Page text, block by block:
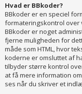
Hvad er BBkoder?
BBkoder er en speciel
formateringskontrol over
BBkoder er noget
fjerne muligheden for
måde som HTML, hvor
koderne er omsluttet af
tilbyder større kontrol
at få mere information
ses når du skriver et